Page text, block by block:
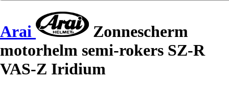
Arai
Zonnescherm
motorhelm semi-rokers SZ-R
VAS-Z Iridium